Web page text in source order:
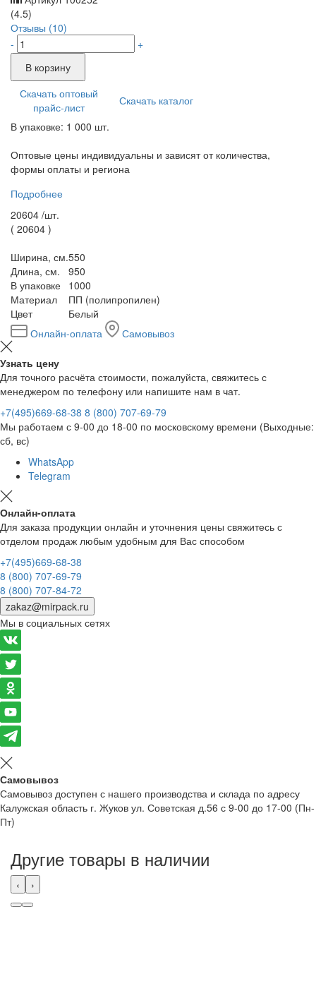
(4.5)
Отзывы (10)
-
+
В корзину
Скачать оптовый
прайс-лист
Скачать каталог
В упаковке: 1 000 шт.
Оптовые цены индивидуальны и зависят от количества,
формы оплаты и региона
Подробнее
20604 /шт.
( 20604 )
Ширина, см.550
Длина, см.
950
В упаковке 1000
Материал
ПП (полипропилен)
Цвет
Белый
Онлайн-оплата
Самовывоз
Узнать цену
Для точного расчёта стоимости, пожалуйста, свяжитесь с
менеджером по телефону или напишите нам в чат.
+7(495)669-68-38 8 (800) 707-69-79
Мы работаем с 9-00 до 18-00 по московскому времени (Выходные:
сб, вс)
WhatsApp
Telegram
Онлайн-оплата
Для заказа продукции онлайн и уточнения цены свяжитесь с
отделом продаж любым удобным для Вас способом
+7(495)669-68-38
8 (800) 707-69-79
8 (800) 707-84-72
zakaz@mirpack.ru
Мы в социальных сетях
Самовывоз
Самовывоз доступен с нашего производства и склада по адресу
Калужская область г. Жуков ул. Советская д.56 с 9-00 до 17-00 (Пн-
Пт)
Другие товары в наличии
‹ ›